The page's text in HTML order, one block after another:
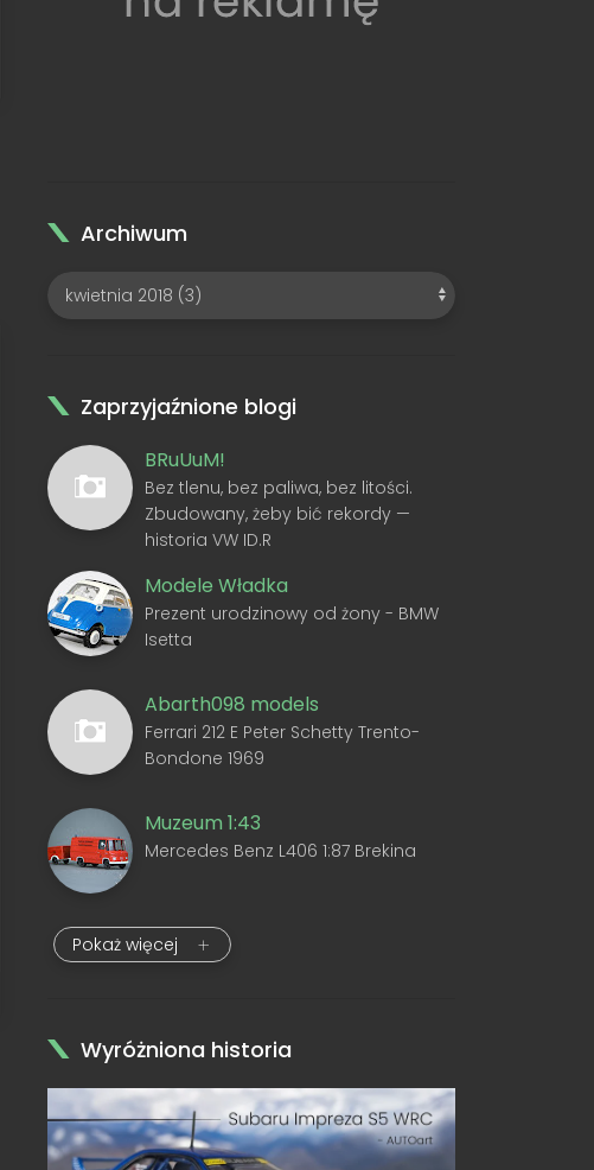
Archiwum
Zaprzyjaźnione blogi
BRuUuM!
Bez tlenu, bez paliwa, bez litości.
Zbudowany, żeby bić rekordy —
historia VW ID.R
Modele Władka
Prezent urodzinowy od żony - BMW
Isetta
Abarth098 models
Ferrari 212 E Peter Schetty Trento-
Bondone 1969
Muzeum 1:43
Mercedes Benz L406 1:87 Brekina
Pokaż więcej
Wyróżniona historia